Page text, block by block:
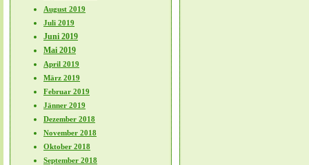
August 2019
Juli 2019
Juni 2019
Mai 2019
April 2019
März 2019
Februar 2019
Jänner 2019
Dezember 2018
November 2018
Oktober 2018
September 2018